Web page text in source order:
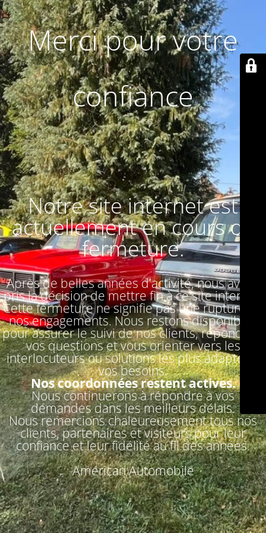
Merci pour votre
confiance
Notre site internet est
actuellement en cours de
fermeture.
Après de belles années d'activité, nous avons
pris la décision de mettre fin à ce site internet.
Cette fermeture ne signifie pas une rupture de
nos engagements. Nous restons disponibles
pour assurer le suivi de nos clients, répondre à
vos questions et vous orienter vers les
interlocuteurs ou solutions les plus adaptés à
vos besoins.
Nos coordonnées restent actives.
Nous continuerons à répondre à vos
demandes dans les meilleurs délais.
Nous remercions chaleureusement tous nos
clients, partenaires et visiteurs pour leur
confiance et leur fidélité au fil des années.
Américan Automobile